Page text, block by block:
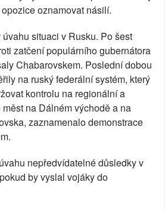
oznamovat násilí.
situaci v Rusku. Po šest
zatčení populárního gubernátora
Chabarovskem. Poslední dobou
na ruský federální systém, který
kontrolu na regionální a
na Dálném východě a na
zaznamenalo demonstrace
nepředvídatelné důsledky v
by vyslal vojáky do